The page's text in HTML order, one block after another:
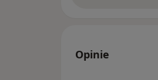
Opinie